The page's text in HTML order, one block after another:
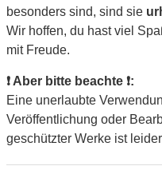
besonders sind, sind sie
Wir hoffen, du hast viel
mit Freude.
❗ Aber bitte beachte ❗:
Eine unerlaubte
Veröffentlichung oder
geschützter Werke ist